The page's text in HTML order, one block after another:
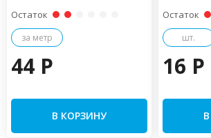
Остаток
за метр
44 P
В КОРЗИНУ
Остаток
шт.
16 P